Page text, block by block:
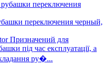
переключения черный,
Призначений для
під час експлуатації, а
ру�...